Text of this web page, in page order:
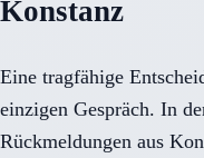
Konstanz
Eine tragfähige
einzigen Gespräch. In
Rückmeldungen aus